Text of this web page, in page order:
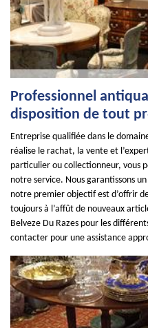
Professionnel
disposition de tout
Entreprise qualifiée dans le
réalise le rachat, la vente et
particulier ou collectionneur, vous
notre service. Nous garantissons
notre premier objectif est d’offrir
toujours à l’affût de nouveaux
Belveze Du Razes pour les
contacter pour une assistance